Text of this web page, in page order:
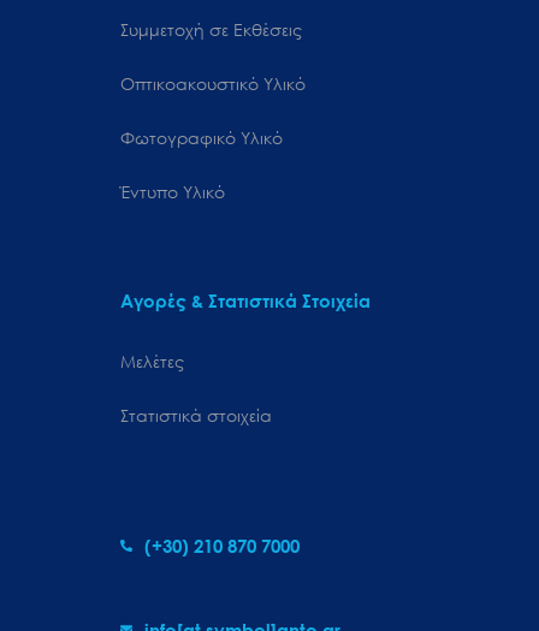
Συμμετοχή σε Εκθέσεις
Οπτικοακουστικό Υλικό
Φωτογραφικό Υλικό
Έντυπο Υλικό
Αγορές & Στατιστικά Στοιχεία
Μελέτες
Στατιστικά στοιχεία
(+30) 210 870 7000